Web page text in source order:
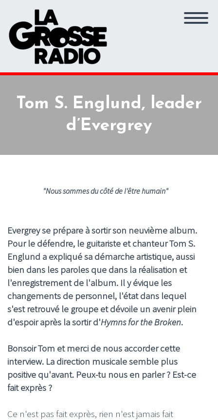
Tom S. Englund, leader
d’Evergrey
"Nous sommes du côté de l'être humain"
Evergrey se prépare à sortir son neuvième album.
Pour le défendre, le guitariste et chanteur Tom S.
Englund a expliqué sa démarche artistique, aussi
bien dans les paroles que dans la réalisation et
l'enregistrement de l'album. Il y évique les
changements de personnel, l'état dans lequel
s'est retrouvé le groupe et dévoile un avenir plein
d'espoir après la sortir d'Hymns for the Broken.
Bonsoir Tom et merci de nous accorder cette
interview. La direction musicale semble plus
positive qu'avant. Peux-tu nous en parler ? Est-ce
fait exprès ?
Ce n'est pas fait exprès, rien n'est jamais fait